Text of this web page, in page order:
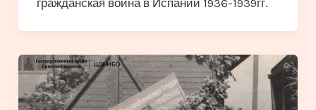
гражданская война в Испании 1936-1939гг.